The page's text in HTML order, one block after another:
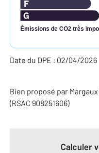
Émissions de CO2 très
Date du DPE : 02/04/2026
Bien proposé par Margaux
(RSAC 908251606)
Calculer